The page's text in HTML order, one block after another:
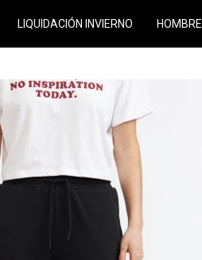
LIQUIDACIÓN INVIERNO HOMBRE